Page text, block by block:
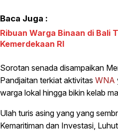
Baca Juga :
Ribuan Warga Binaan di Bali
Kemerdekaan RI
Sorotan senada disampaikan
Pandjaitan terkiat aktivitas WNA
warga lokal hingga bikin kelab
Ulah turis asing yang yang
Kemaritiman dan Investasi,